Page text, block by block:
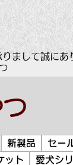
まして誠に
新製品
セー
ット
愛犬シ